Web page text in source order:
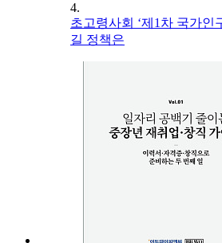
4.
초고령사회 ‘제1차 국가인
길 정책은